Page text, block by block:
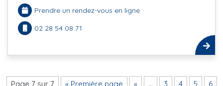
Prendre un rendez-vous en ligne
02 28 54 08 71
Page 7 sur 7 « Première page « … 3 4 5
6